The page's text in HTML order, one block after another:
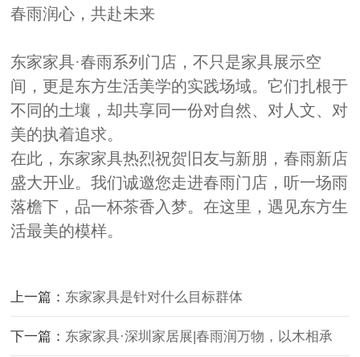
春雨润心，共赴未来
东家家具·春雨系列门店，不只是家具展示空
间，更是东方生活美学的实践场域。它们扎根于
不同的土壤，却共享同一份对自然、对人文、对
美的执着追求。
在此，东家家具热烈祝贺 旧友与新朋，春雨新店
盛大开业。我们诚邀您走进春雨门店，听一场雨
落檐下，品一杯茶香入梦。在这里，遇见东方生
活最美的模样。
上一篇： 东家家具是针对什么目标群体
下一篇： 东家家具·深圳家居展|春雨润万物，以木相承